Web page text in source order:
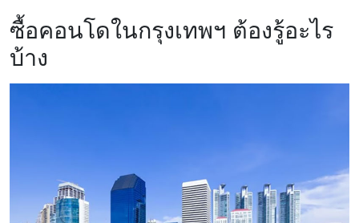
ซื้อคอนโดในกรุงเทพฯ ต้องรู้อะไร
บ้าง